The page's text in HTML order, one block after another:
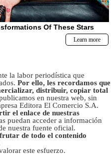
la labor periodística que
Por ello, les recordamos que
distribuir, copiar total
en nuestra web, sin
Editora El Comercio S.A.
el enlace de nuestras
puedan acceder a información
nuestra fuente oficial.
de todo el contenido
este esfuerzo.